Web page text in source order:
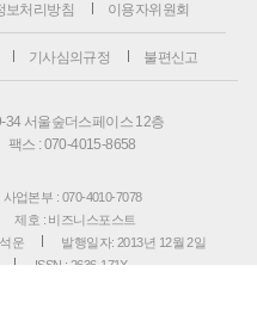
보처리방침 이용자위원회
기사심의규정 불편신고
서울숲더스페이스 12층
팩스 : 070-4015-8658
사업본부 : 070-4010-7078
제호 : 비즈니스포스트
운
발행일자: 2013년 12월 2일
ISSN : 2636-171X